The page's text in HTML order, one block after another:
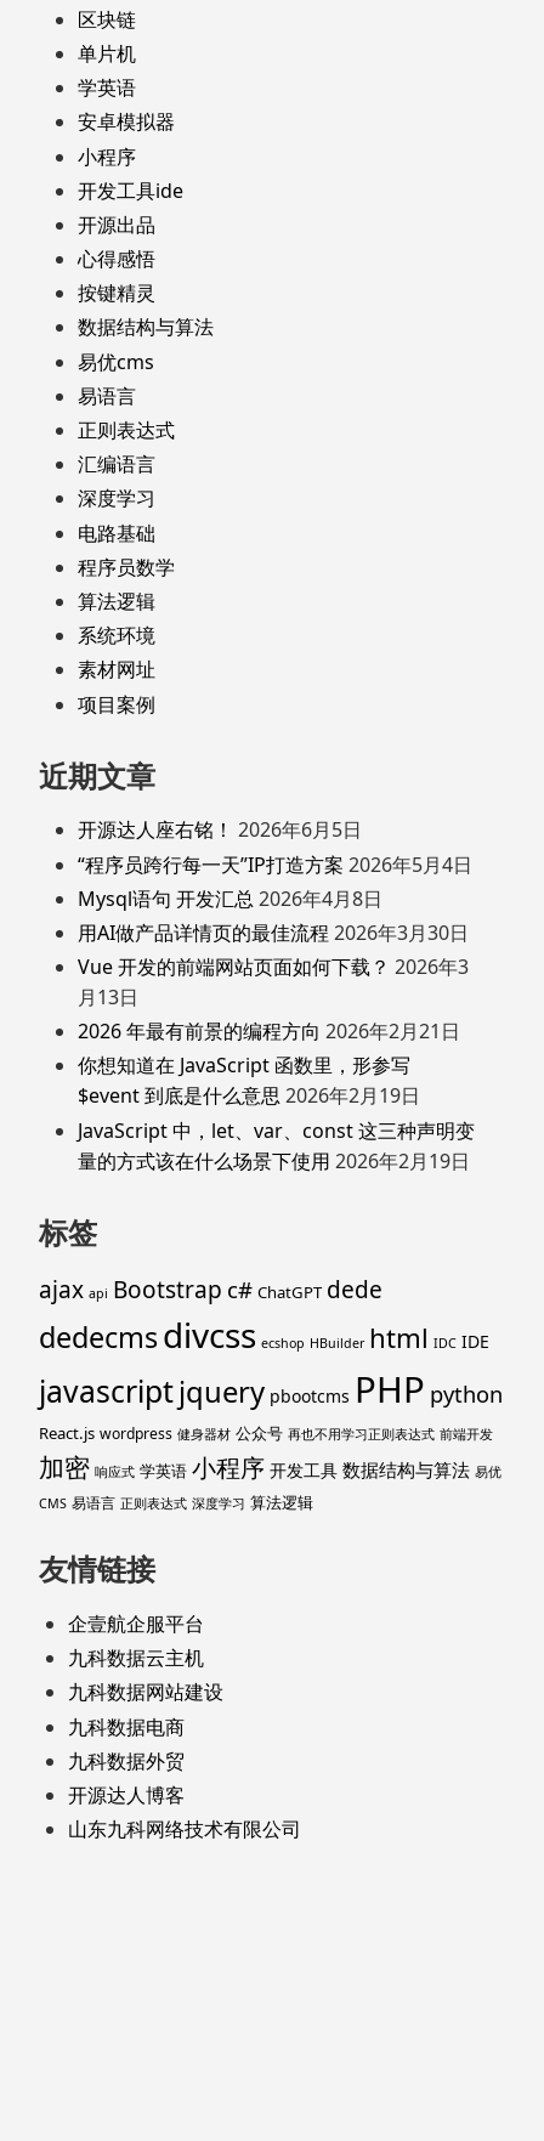
区块链
单片机
学英语
安卓模拟器
小程序
开发工具ide
开源出品
心得感悟
按键精灵
数据结构与算法
易优cms
易语言
正则表达式
汇编语言
深度学习
电路基础
程序员数学
算法逻辑
系统环境
素材网址
项目案例
近期文章
开源达人座右铭！ 2026年6月5日
“程序员跨行每一天”IP打造方案 2026年5月4日
Mysql语句 开发汇总 2026年4月8日
用AI做产品详情页的最佳流程 2026年3月30日
Vue 开发的前端网站页面如何下载？ 2026年3
月13日
2026 年最有前景的编程方向 2026年2月21日
你想知道在 JavaScript 函数里，形参写
$event 到底是什么意思2026年2月19日
JavaScript 中，let、var、const 这三种声明变
量的方式该在什么场景下使用 2026年2月19日
标签
ajax api Bootstrap c# ChatGPT dede
dedecmsdivcss ecshop HBuilder html IDC IDE
javascriptjquery pbootcms PHP python
React.js wordpress 健身器材 公众号 再也不用学习正则表达式 前端开发
加密 响应式 学英语 小程序 开发工具 数据结构与算法 易优
CMS 易语言 正则表达式 深度学习 算法逻辑
友情链接
企壹航企服平台
九科数据云主机
九科数据网站建设
九科数据电商
九科数据外贸
开源达人博客
山东九科网络技术有限公司